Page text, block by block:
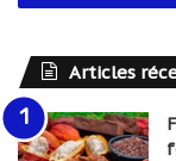
Articles